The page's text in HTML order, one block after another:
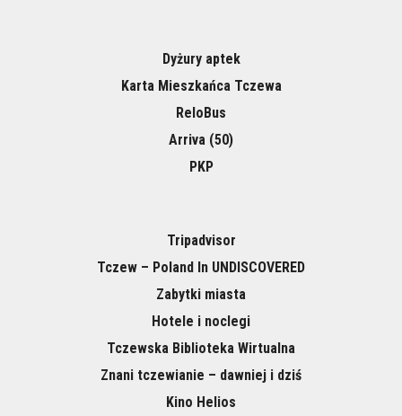
Dyżury aptek
Karta Mieszkańca Tczewa
ReloBus
Arriva (50)
PKP
Tripadvisor
Tczew – Poland In UNDISCOVERED
Zabytki miasta
Hotele i noclegi
Tczewska Biblioteka Wirtualna
Znani tczewianie – dawniej i dziś
Kino Helios